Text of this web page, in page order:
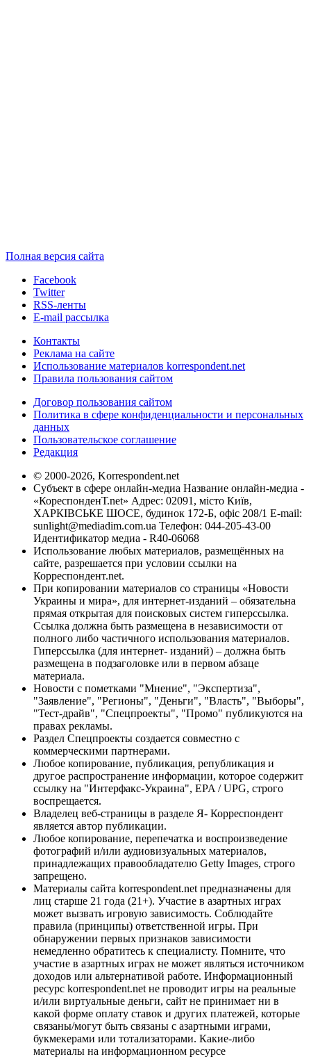
Полная версия сайта
Facebook
Twitter
RSS-ленты
E-mail рассылка
Контакты
Реклама на сайте
Использование материалов korrespondent.net
Правила пользования сайтом
Договор пользования сайтом
Политика в сфере конфиденциальности и персональных
данных
Пользовательское соглашение
Редакция
© 2000-2026, Korrespondent.net
Субъект в сфере онлайн-медиа Название онлайн-медиа -
«КореспонденТ.net» Адрес: 02091, місто Київ,
ХАРКІВСЬКЕ ШОСЕ, будинок 172-Б, офіс 208/1 E-mail:
sunlight@mediadim.com.ua Телефон: 044-205-43-00
Идентификатор медиа - R40-06068
Использование любых материалов, размещённых на
сайте, разрешается при условии ссылки на
Корреспондент.net.
При копировании материалов со страницы «Новости
Украины и мира», для интернет-изданий – обязательна
прямая открытая для поисковых систем гиперссылка.
Ссылка должна быть размещена в независимости от
полного либо частичного использования материалов.
Гиперссылка (для интернет- изданий) – должна быть
размещена в подзаголовке или в первом абзаце
материала.
Новости с пометками "Мнение", "Экспертиза",
"Заявление", "Регионы", "Деньги", "Власть", "Выборы",
"Тест-драйв", "Спецпроекты", "Промо" публикуются на
правах рекламы.
Раздел Спецпроекты создается совместно с
коммерческими партнерами.
Любое копирование, публикация, републикация и
другое распространение информации, которое содержит
ссылку на "Интерфакс-Украина", EPA / UPG, строго
воспрещается.
Владелец веб-страницы в разделе Я- Корреспондент
является автор публикации.
Любое копирование, перепечатка и воспроизведение
фотографий и/или аудиовизуальных материалов,
принадлежащих правообладателю Getty Images, строго
запрещено.
Материалы сайта korrespondent.net предназначены для
лиц старше 21 года (21+). Участие в азартных играх
может вызвать игровую зависимость. Соблюдайте
правила (принципы) ответственной игры. При
обнаружении первых признаков зависимости
немедленно обратитесь к специалисту. Помните, что
участие в азартных играх не может являться источником
доходов или альтернативой работе. Информационный
ресурс korrespondent.net не проводит игры на реальные
и/или виртуальные деньги, сайт не принимает ни в
какой форме оплату ставок и других платежей, которые
связаны/могут быть связаны с азартными играми,
букмекерами или тотализаторами. Какие-либо
материалы на информационном ресурсе